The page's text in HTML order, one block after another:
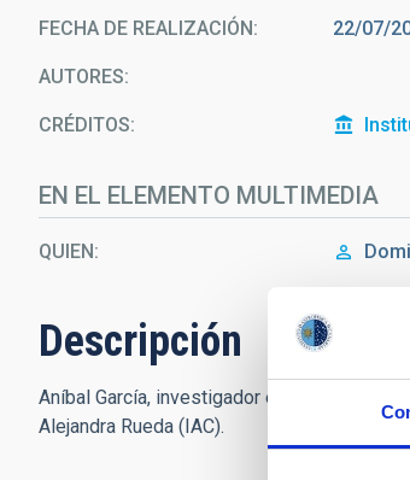
FECHA DE REALIZACIÓN 22/07/
AUTORES
CRÉDITOS
EN EL ELEMENTO MULTIMEDIA
QUIEN
Descripción
Aníbal García, investigador en el IAC,
Alejandra Rueda (IAC).